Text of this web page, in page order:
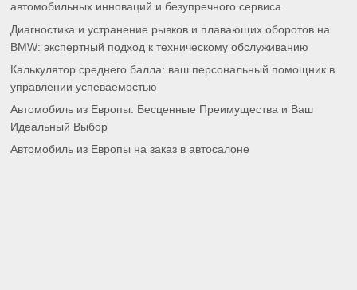
автомобильных инноваций и безупречного сервиса
Диагностика и устранение рывков и плавающих оборотов на
BMW: экспертный подход к техническому обслуживанию
Калькулятор среднего балла: ваш персональный помощник в
управлении успеваемостью
Автомобиль из Европы: Бесценные Преимущества и Ваш
Идеальный Выбор
Автомобиль из Европы на заказ в автосалоне